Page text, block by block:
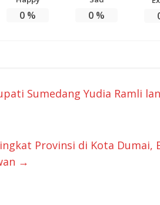
0 % 0 %
Sumedang Yudia Ramli
Provinsi di Kota Dumai,
→